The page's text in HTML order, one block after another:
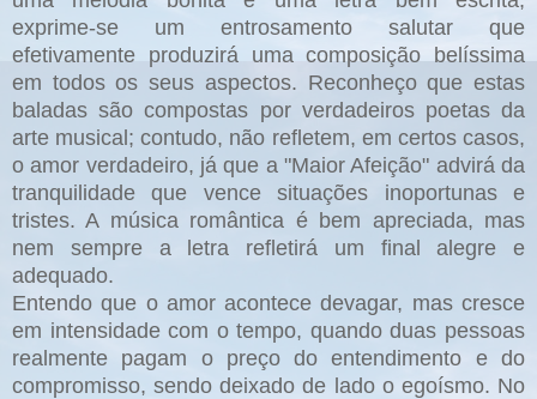
exprime-se um entrosamento salutar que
efetivamente produzirá uma composição belíssima
em todos os seus aspectos. Reconheço que estas
baladas são compostas por verdadeiros poetas da
arte musical; contudo, não refletem, em certos casos,
o amor verdadeiro, já que a "Maior Afeição" advirá da
tranquilidade que vence situações inoportunas e
tristes. A música romântica é bem apreciada, mas
nem sempre a letra refletirá um final alegre e
adequado.
Entendo que o amor acontece devagar, mas cresce
em intensidade com o tempo, quando duas pessoas
realmente pagam o preço do entendimento e do
compromisso, sendo deixado de lado o egoísmo. No